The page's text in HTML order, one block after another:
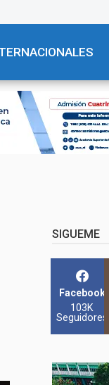
SIGUEME
Facebook
103K
Seguidores